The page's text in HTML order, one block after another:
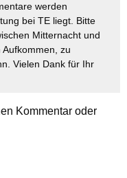
werden
bei TE liegt. Bitte
Mitternacht und
zu
Vielen Dank für Ihr
Kommentar oder